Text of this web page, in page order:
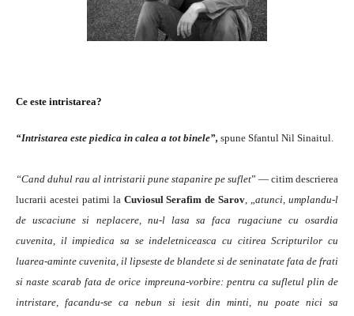
Ce este intristarea?
“Intristarea este piedica in calea a tot binele”, spune Sfantul Nil Sinaitul.
“Cand duhul rau al intristarii pune stapanire pe suflet” — citim descrierea
lucrarii acestei patimi la Cuviosul Serafim de Sarov, „atunci, umplandu-l
de uscaciune si neplacere, nu-l lasa sa faca rugaciune cu osardia
cuvenita, il impiedica sa se indeletniceasca cu citirea Scripturilor cu
luarea-aminte cuvenita, il lipseste de blandete si de seninatate fata de frati
si naste scarab fata de orice impreuna-vorbire: pentru ca sufletul plin de
intristare, facandu-se ca nebun si iesit din minti, nu poate nici sa